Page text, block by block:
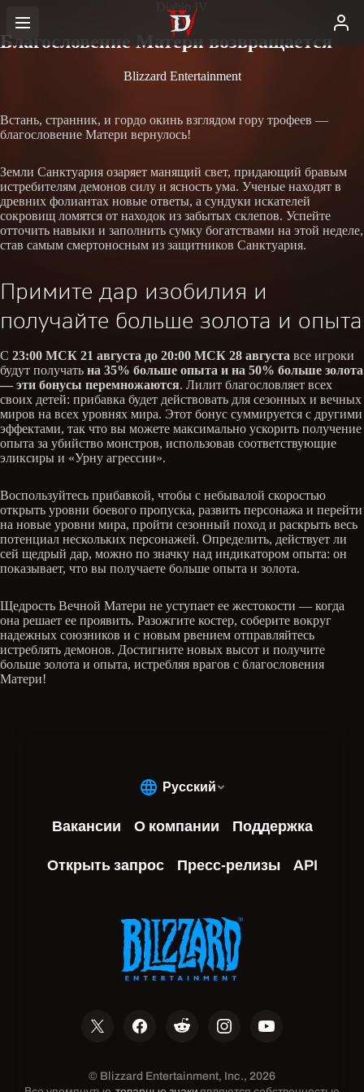
Diablo IV
Благословение Матери возвращается
Blizzard Entertainment
Встань, странник, и гордо окинь взглядом гору трофеев —
благословение Матери вернулось!
Земли Санктуария озаряет манящий свет, придающий бравым
истребителям демонов силу и ясность ума. Ученые находят в
древних фолиантах новые ответы, а сундуки искателей
сокровищ ломятся от находок из забытых склепов. Успейте
отточить навыки и заполнить сумку богатствами на этой неделе,
став самым смертоносным из защитников Санктуария.
Примите дар изобилия и
получайте больше золота и опыта
С 23:00 МСК 21 августа до 20:00 МСК 28 августа все игроки
будут получать на 35% больше опыта и на 50% больше золота
— эти бонусы перемножаются. Лилит благословляет всех
своих детей: прибавка будет действовать для сезонных и вечных
миров на всех уровнях мира. Этот бонус суммируется с другими
эффектами, так что вы можете максимально ускорить получение
опыта за убийство монстров, использовав соответствующие
эликсиры и «Урну агрессии».
Воспользуйтесь прибавкой, чтобы с небывалой скоростью
открыть уровни боевого пропуска, развить персонажа и перейти
на новые уровни мира, пройти сезонный поход и раскрыть весь
потенциал нескольких персонажей. Определить, действует ли
сей щедрый дар, можно по значку над индикатором опыта: он
показывает, что вы получаете больше опыта и золота.
Щедрость Вечной Матери не уступает ее жестокости — когда
она решает ее проявить. Разожгите костер, соберите вокруг
надежных союзников и с новым рвением отправляйтесь
истреблять демонов. Достигните новых высот и получите
больше золота и опыта, истребляя врагов с благословения
Матери!